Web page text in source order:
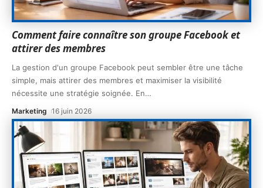
Comment faire connaître son groupe Facebook et
attirer des membres
La gestion d'un groupe Facebook peut sembler être une tâche
simple, mais attirer des membres et maximiser la visibilité
nécessite une stratégie soignée. En…
Marketing 16 juin 2026